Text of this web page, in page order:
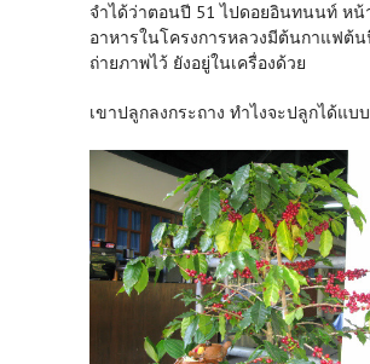
จำได้ว่าตอนปี 51 ไปดอยอินทนนท์ หน้
อาหารในโครงการหลวงมีต้นกาแฟต้
ถ่ายภาพไว้ ยังอยู่ในเครื่องด้วย
เขาปลูกลงกระถาง ทำไงจะปลูกได้แบ